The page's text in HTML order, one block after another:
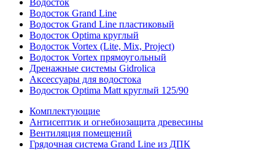
Водосток
Водосток Grand Line
Водосток Grand Line пластиковый
Водосток Optima круглый
Водосток Vortex (Lite, Mix, Project)
Водосток Vortex прямоугольный
Дренажные системы Gidrolica
Аксессуары для водостока
Водосток Optima Matt круглый 125/90
Комплектующие
Антисептик и огнебиозащита древесины
Вентиляция помещений
Грядочная система Grand Line из ДПК